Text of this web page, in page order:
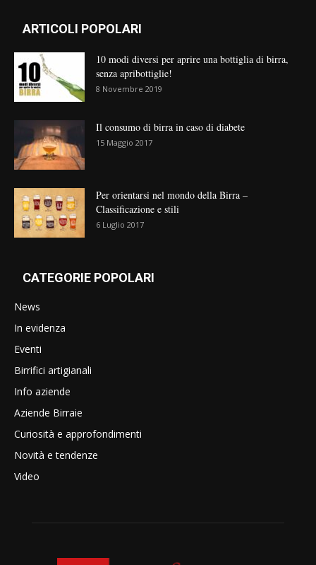
ARTICOLI POPOLARI
10 modi diversi per aprire una bottiglia di birra,
senza apribottiglie!
8 Novembre 2019
Il consumo di birra in caso di diabete
15 Maggio 2017
Per orientarsi nel mondo della Birra –
Classificazione e stili
6 Luglio 2017
CATEGORIE POPOLARI
News
In evidenza
Eventi
Birrifici artigianali
Info aziende
Aziende Birraie
Curiosità e approfondimenti
Novità e tendenze
Video